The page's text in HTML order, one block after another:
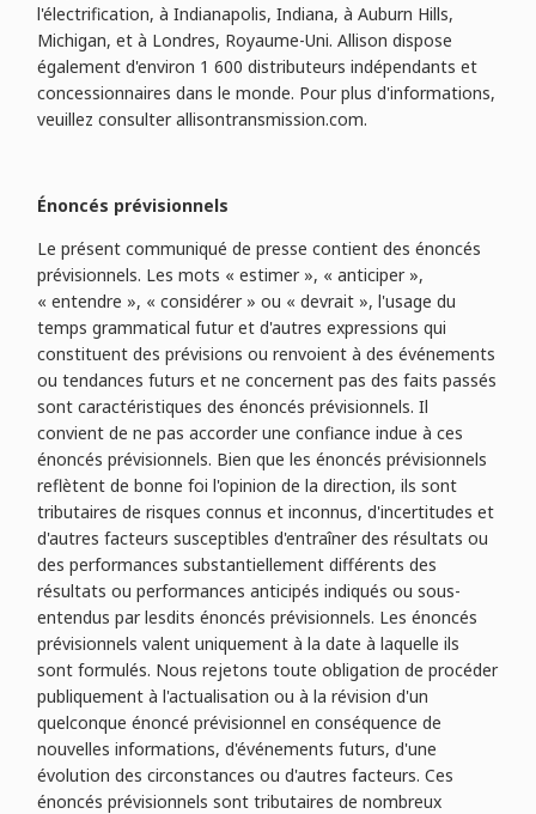
l'électrification, à Indianapolis, Indiana, à Auburn Hills,
Michigan, et à Londres, Royaume-Uni. Allison dispose
également d'environ 1 600 distributeurs indépendants et
concessionnaires dans le monde. Pour plus d'informations,
veuillez consulter allisontransmission.com.
Énoncés prévisionnels
Le présent communiqué de presse contient des énoncés
prévisionnels. Les mots « estimer », « anticiper »,
« entendre », « considérer » ou « devrait », l'usage du
temps grammatical futur et d'autres expressions qui
constituent des prévisions ou renvoient à des événements
ou tendances futurs et ne concernent pas des faits passés
sont caractéristiques des énoncés prévisionnels. Il
convient de ne pas accorder une confiance indue à ces
énoncés prévisionnels. Bien que les énoncés prévisionnels
reflètent de bonne foi l'opinion de la direction, ils sont
tributaires de risques connus et inconnus, d'incertitudes et
d'autres facteurs susceptibles d'entraîner des résultats ou
des performances substantiellement différents des
résultats ou performances anticipés indiqués ou sous-
entendus par lesdits énoncés prévisionnels. Les énoncés
prévisionnels valent uniquement à la date à laquelle ils
sont formulés. Nous rejetons toute obligation de procéder
publiquement à l'actualisation ou à la révision d'un
quelconque énoncé prévisionnel en conséquence de
nouvelles informations, d'événements futurs, d'une
évolution des circonstances ou d'autres facteurs. Ces
énoncés prévisionnels sont tributaires de nombreux